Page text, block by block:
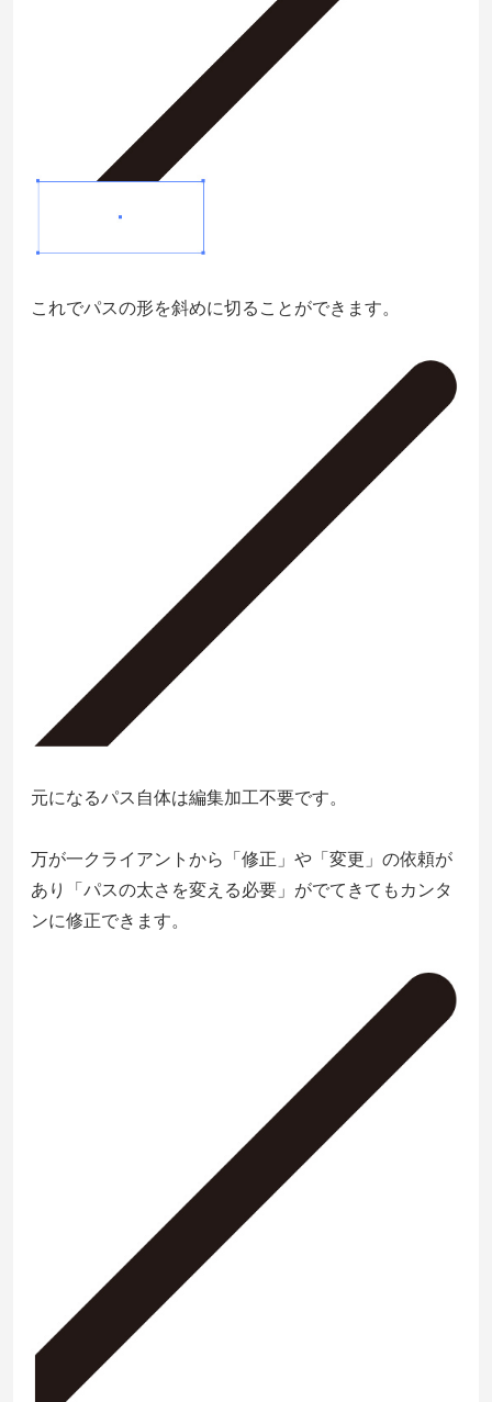
これでパスの形を斜めに切ることができます。
元になるパス自体は編集加工不要です。
万が一クライアントから「修正」や「変更」の依頼が
あり「パスの太さを変える必要」がでてきてもカンタ
ンに修正できます。